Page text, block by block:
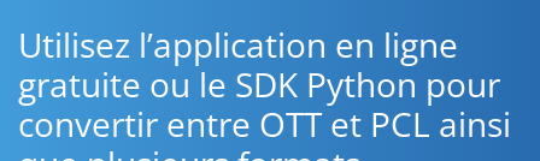
Utilisez l’application en ligne
gratuite ou le SDK Python pour
convertir entre OTT et PCL ainsi